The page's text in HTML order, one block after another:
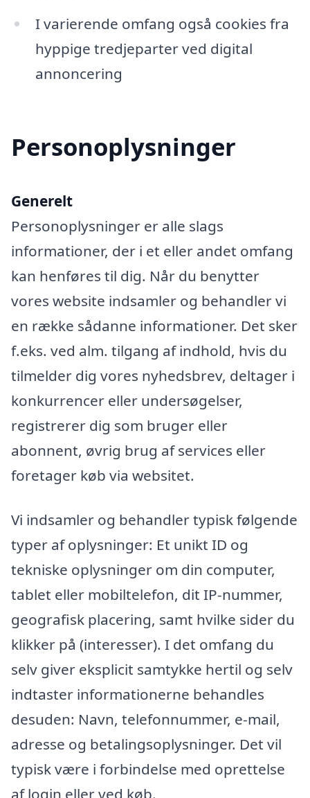
I varierende omfang også cookies fra
hyppige tredjeparter ved digital
annoncering
Personoplysninger
Generelt
Personoplysninger er alle slags
informationer, der i et eller andet omfang
kan henføres til dig. Når du benytter
vores website indsamler og behandler vi
en række sådanne informationer. Det sker
f.eks. ved alm. tilgang af indhold, hvis du
tilmelder dig vores nyhedsbrev, deltager i
konkurrencer eller undersøgelser,
registrerer dig som bruger eller
abonnent, øvrig brug af services eller
foretager køb via websitet.
Vi indsamler og behandler typisk følgende
typer af oplysninger: Et unikt ID og
tekniske oplysninger om din computer,
tablet eller mobiltelefon, dit IP-nummer,
geografisk placering, samt hvilke sider du
klikker på (interesser). I det omfang du
selv giver eksplicit samtykke hertil og selv
indtaster informationerne behandles
desuden: Navn, telefonnummer, e-mail,
adresse og betalingsoplysninger. Det vil
typisk være i forbindelse med oprettelse
af login eller ved køb.